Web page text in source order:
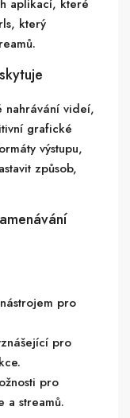
aplikací, které
který
nahrávání videí,
grafické
výstupu,
způsob,
pro
pro
pro
a streamů.